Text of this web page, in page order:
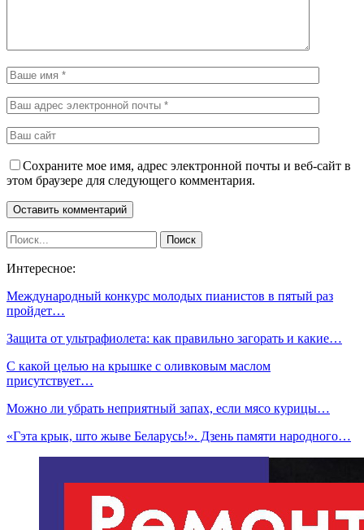
Сохраните мое имя, адрес электронной почты и веб-сайт в
этом браузере для следующего комментария.
Интересное:
Международный конкурс молодых пианистов в пятый раз
пройдет…
Защита от ультрафиолета: как правильно загорать и какие…
С какой целью на крышке с оливковым маслом
присутствует…
Можно ли убрать неприятный запах, если мясо курицы…
«Гэта крык, што жыве Беларусь!». Дзень памяти народного…